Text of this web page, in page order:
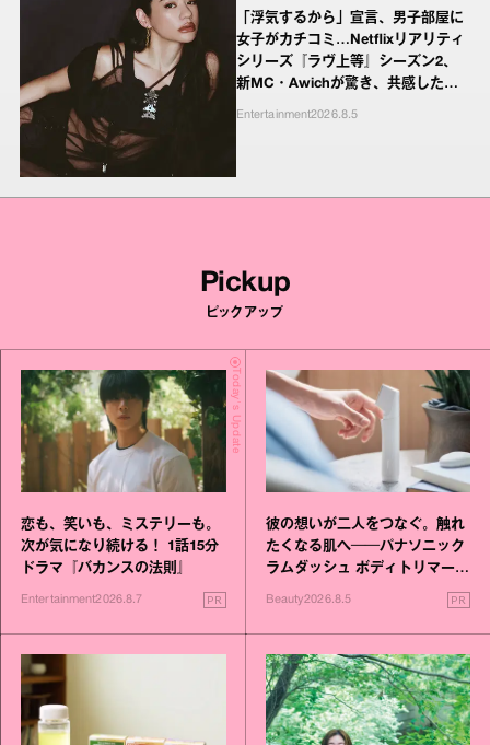
「浮気するから」宣言、男子部屋に
女子がカチコミ…Netflixリアリティ
シリーズ『ラヴ上等』シーズン2、
新MC・Awichが驚き、共感したヤ
Entertainment2026.8.5
Pickup
ピックアップ
Today's Update
恋も、笑いも、ミステリーも。
次が気になり続ける！ 1話15分
ドラマ『バカンスの法則』
Entertainment2026.8.7 PR
彼の想いが二人をつなぐ。触れ
たくなる肌へ──パナソニック
ラムダッシュ ボディトリマーが
Beauty2026.8.5 PR